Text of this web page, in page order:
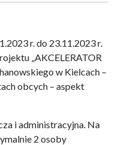
r. do 23.11.2023 r.
„AKCELERATOR
w Kielcach –
obcych – aspekt
i administracyjna. Na
2 osoby